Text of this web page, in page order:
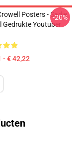
Posters - Sadie
Gedrukte Youtuber
- € 42,22
-20%